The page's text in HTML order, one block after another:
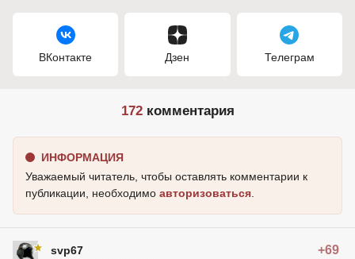
ВКонтакте Дзен Телеграм
172комментария
ИНФОРМАЦИЯ
Уважаемый читатель, чтобы оставлять комментарии к
публикации, необходимо авторизоваться
svp67 +69